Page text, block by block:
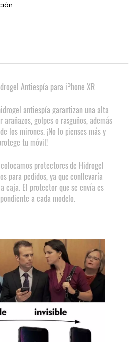
Antiespía para iPhone XR
antiespía garantizan una alta
golpes o rasguños, además
los mirones. ¡No lo pienses más y
tu móvil!
protectores de Hidrogel
para pedidos, ya que conllevaría
caja. El protector que se envía es
a cada modelo.